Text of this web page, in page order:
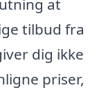
at
tilbud fra
dig ikke
priser,